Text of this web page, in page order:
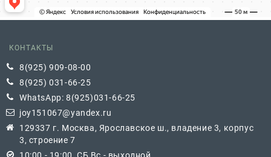
КОНТАКТЫ
8(925) 909-08-00
8(925) 031-66-25
WhatsApp: 8(925)031-66-25
joy151067@yandex.ru
129337 г. Москва, Ярославское ш., владение 3, корпус
3, строение 7